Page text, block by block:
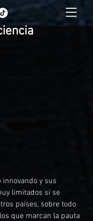
innovando y sus
limitados si se
países, sobre todo
que marcan la pauta